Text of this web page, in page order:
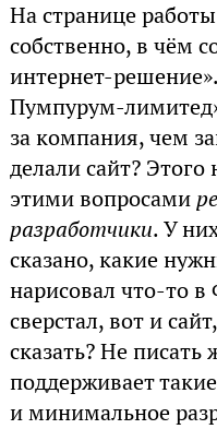
На странице
собственно, в чём
интернет-
Пумпурум-
за компания, чем
делали сайт?
этими вопросами
разработчики. У
сказано, какие
нарисовал что-то
сверстал, вот и
сказать? Не писать
поддерживает
и минимальное